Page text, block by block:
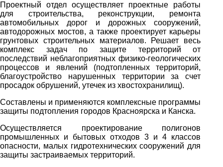
Проектный отдел осуществляет проектные работы
для строительства, реконструкции, ремонта
автомобильных дорог и дорожных сооружений,
автодорожных мостов, а также проектирует карьеры
грунтовых строительных материалов. Решает весь
комплекс задач по защите территорий от
последствий неблагоприятных физико-геологических
процессов и явлений (подтопленных территорий,
благоустройство нарушенных территории за счет
просадок обрушений, утечек из хвостохранилищ).
Составлены и применяются комплексные программы
защиты подтопления городов Красноярска и Канска.
Осуществляется проектирование полигонов
промышленных и бытовых отходов 3 и 4 классов
опасности, малых гидротехнических сооружений для
защиты застраиваемых территорий.